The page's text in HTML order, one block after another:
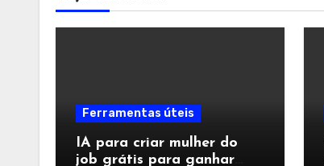
Ferramentas úteis
IA para criar mulher do
job grátis para ganhar